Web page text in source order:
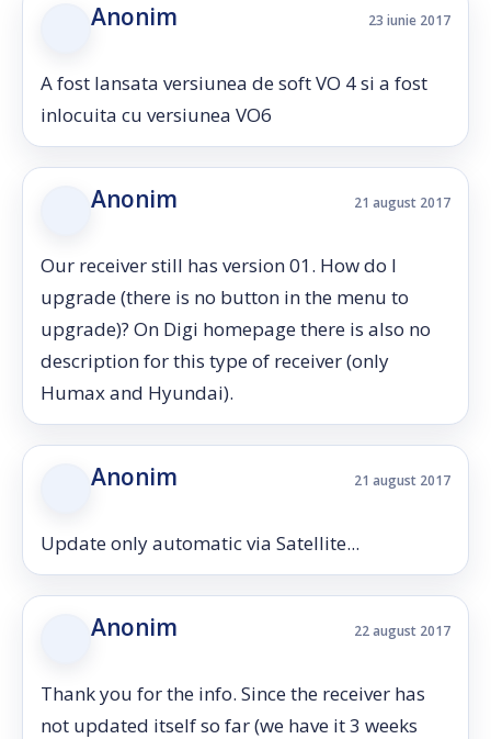
Anonim 23 iunie 2017
A fost lansata versiunea de soft VO 4 si a fost
inlocuita cu versiunea VO6
Anonim 21 august 2017
Our receiver still has version 01. How do I
upgrade (there is no button in the menu to
upgrade)? On Digi homepage there is also no
description for this type of receiver (only
Humax and Hyundai).
Anonim 21 august 2017
Update only automatic via Satellite...
Anonim 22 august 2017
Thank you for the info. Since the receiver has
not updated itself so far (we have it 3 weeks